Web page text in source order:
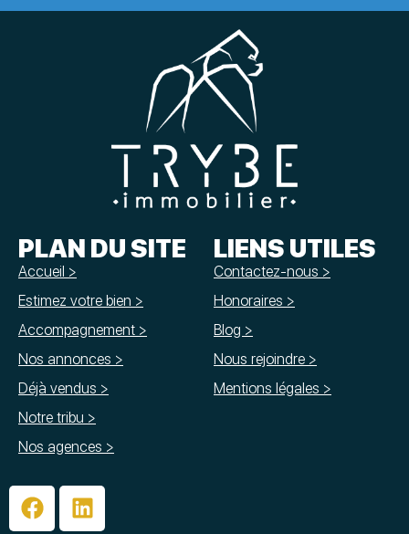
PLAN DU SITE
Accueil >
Estimez votre bien >
Accompagnement >
Nos annonces >
Déjà vendus >
Notre tribu >
Nos agences >
LIENS UTILES
Contactez-nous >
Honoraires >
Blog >
Nous rejoindre >
Mentions légales >